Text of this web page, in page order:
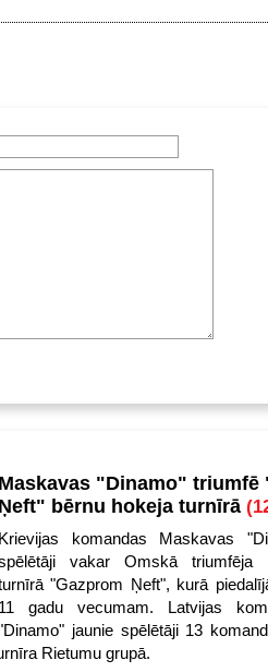
Maskavas "Dinamo" triumfē
Ņeft" bērnu hokeja turnīrā
Krievijas komandas Maskavas
vakar Omskā triumfēja
"Gazprom Ņeft", kurā
11 gadu vecumam. Latvijas
jaunie spēlētāji 13
Rietumu grupā.